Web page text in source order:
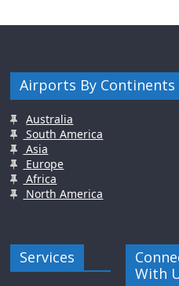
Airports By Continents
Australia
South America
Asia
Europe
Africa
North America
Services
With